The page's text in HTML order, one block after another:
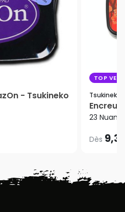
- Tsukineko
TOP
Tsukineko
Encreur
23
Dès